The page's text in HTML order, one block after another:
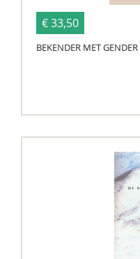
€ 33,50
BEKENDER MET GENDER